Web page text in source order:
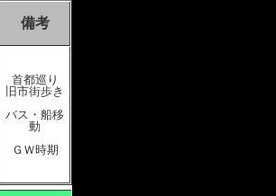
備考
首都巡り
旧市街歩き
バス・船移
動
ＧＷ時期